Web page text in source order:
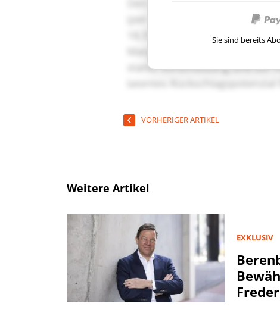
Sie sind bereits
VORHERIGER ARTIKEL
Weitere Artikel
EXKLUSIV